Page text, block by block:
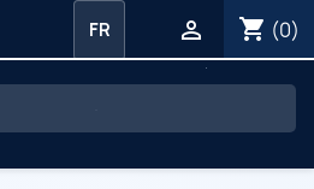
shopping_cart (0)

FR